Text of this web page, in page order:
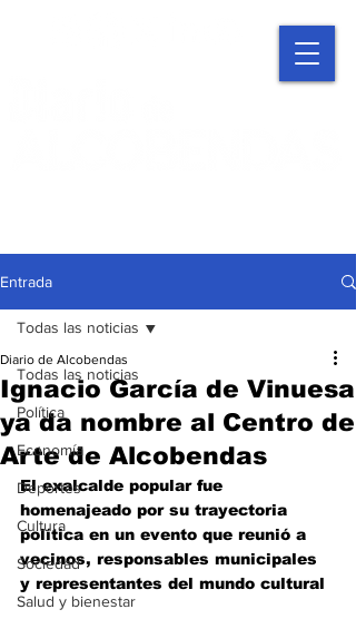
Entrada
Todas las noticias
Política
Economía
Deportes
Cultura
Sociedad
Salud y bienestar
Todas las noticias
Ignacio García de Vinuesa
ya da nombre al Centro de
Arte de Alcobendas
Diario de Alcobendas
El exalcalde popular fue
homenajeado por su trayectoria
política en un evento que reunió a
vecinos, responsables municipales
y representantes del mundo cultural